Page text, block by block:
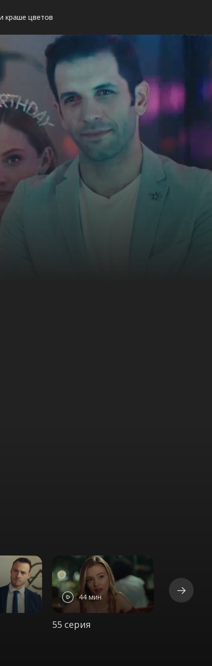
краше цветов
44 мин
55 серия
45